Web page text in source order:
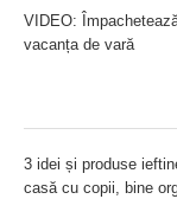
VIDEO:
vacanța de vară
3 idei și produse
casă cu copii, bine